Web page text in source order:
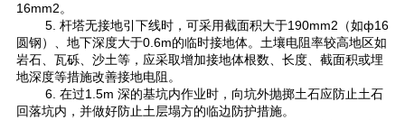
16mm2。
5. 杆塔无接地引下线时，可采用截面积大于190mm2（如ф16
圆钢）、地下深度大于0.6m的临时接地体。土壤电阻率较高地区如
岩石、瓦砾、沙土等，应采取增加接地体根数、长度、截面积或埋
地深度等措施改善接地电阻。
6. 在过1.5m 深的基坑内作业时，向坑外抛掷土石应防止土石
回落坑内，并做好防止土层塌方的临边防护措施。